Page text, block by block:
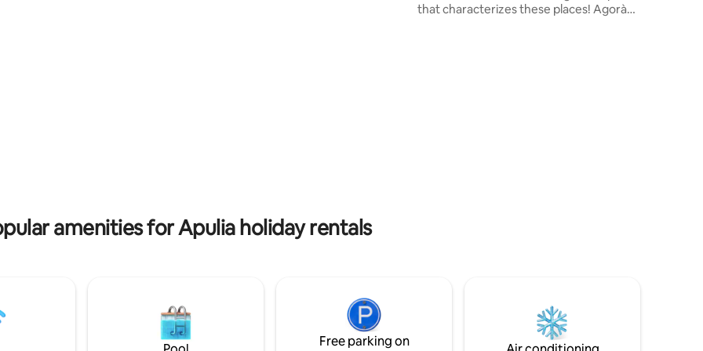
199 reviews
that characterizes these places! Agorà
amenities for Apulia holiday rentals
Free parking on